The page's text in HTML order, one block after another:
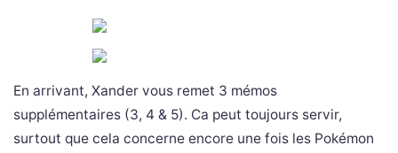
En arrivant, Xander vous remet 3 mémos
supplémentaires (3, 4 & 5). Ca peut toujours servir,
surtout que cela concerne encore une fois les Pokémon